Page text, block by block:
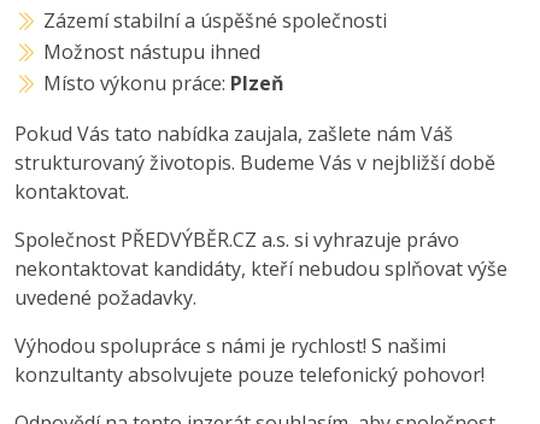
Zázemí stabilní a úspěšné společnosti
Možnost nástupu ihned
Místo výkonu práce: Plzeň
Pokud Vás tato nabídka zaujala, zašlete nám Váš
strukturovaný životopis. Budeme Vás v nejbližší době
kontaktovat.
Společnost PŘEDVÝBĚR.CZ a.s. si vyhrazuje právo
nekontaktovat kandidáty, kteří nebudou splňovat výše
uvedené požadavky.
Výhodou spolupráce s námi je rychlost! S našimi
konzultanty absolvujete pouze telefonický pohovor!